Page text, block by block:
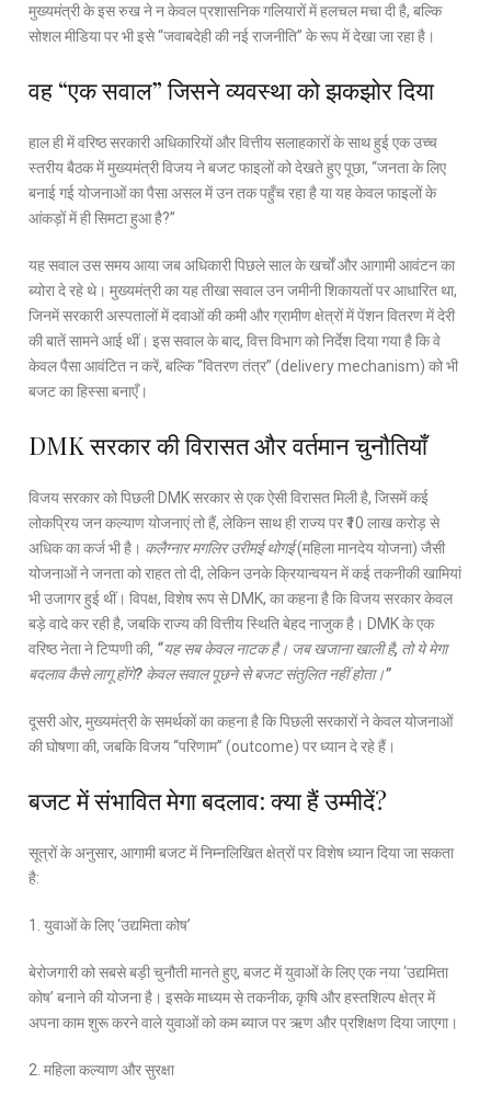
मुख्यमंत्री के इस रुख ने न केवल प्रशासनिक गलियारों में हलचल मचा दी है, बल्कि
सोशल मीडिया पर भी इसे “जवाबदेही की नई राजनीति” के रूप में देखा जा रहा है।
वह “एक सवाल” जिसने व्यवस्था को झकझोर दिया
हाल ही में वरिष्ठ सरकारी अधिकारियों और वित्तीय सलाहकारों के साथ हुई एक उच्च
स्तरीय बैठक में मुख्यमंत्री विजय ने बजट फाइलों को देखते हुए पूछा, “जनता के लिए
बनाई गई योजनाओं का पैसा असल में उन तक पहुँच रहा है या यह केवल फाइलों के
आंकड़ों में ही सिमटा हुआ है?”
यह सवाल उस समय आया जब अधिकारी पिछले साल के खर्चों और आगामी आवंटन का
ब्योरा दे रहे थे। मुख्यमंत्री का यह तीखा सवाल उन जमीनी शिकायतों पर आधारित था,
जिनमें सरकारी अस्पतालों में दवाओं की कमी और ग्रामीण क्षेत्रों में पेंशन वितरण में देरी
की बातें सामने आई थीं। इस सवाल के बाद, वित्त विभाग को निर्देश दिया गया है कि वे
केवल पैसा आवंटित न करें, बल्कि “वितरण तंत्र” (delivery mechanism) को भी
बजट का हिस्सा बनाएँ।
DMK सरकार की विरासत और वर्तमान चुनौतियाँ
विजय सरकार को पिछली DMK सरकार से एक ऐसी विरासत मिली है, जिसमें कई
लोकप्रिय जन कल्याण योजनाएं तो हैं, लेकिन साथ ही राज्य पर ₹10 लाख करोड़ से
अधिक का कर्ज भी है। कलैग्नार मगलिर उरीमई थोगई(महिला मानदेय योजना) जैसी
योजनाओं ने जनता को राहत तो दी, लेकिन उनके क्रियान्वयन में कई तकनीकी खामियां
भी उजागर हुई थीं। विपक्ष, विशेष रूप से DMK, का कहना है कि विजय सरकार केवल
बड़े वादे कर रही है, जबकि राज्य की वित्तीय स्थिति बेहद नाजुक है। DMK के एक
वरिष्ठ नेता ने टिप्पणी की, “यह सब केवल नाटक है। जब खजाना खाली है, तो ये मेगा
बदलाव कैसे लागू होंगे? केवल सवाल पूछने से बजट संतुलित नहीं होता।”
दूसरी ओर, मुख्यमंत्री के समर्थकों का कहना है कि पिछली सरकारों ने केवल योजनाओं
की घोषणा की, जबकि विजय “परिणाम” (outcome) पर ध्यान दे रहे हैं।
बजट में संभावित मेगा बदलाव: क्या हैं उम्मीदें?
सूत्रों के अनुसार, आगामी बजट में निम्नलिखित क्षेत्रों पर विशेष ध्यान दिया जा सकता
है:
1. युवाओं के लिए ‘उद्यमिता कोष’
बेरोजगारी को सबसे बड़ी चुनौती मानते हुए, बजट में युवाओं के लिए एक नया ‘उद्यमिता
कोष’ बनाने की योजना है। इसके माध्यम से तकनीक, कृषि और हस्तशिल्प क्षेत्र में
अपना काम शुरू करने वाले युवाओं को कम ब्याज पर ऋण और प्रशिक्षण दिया जाएगा।
2. महिला कल्याण और सुरक्षा